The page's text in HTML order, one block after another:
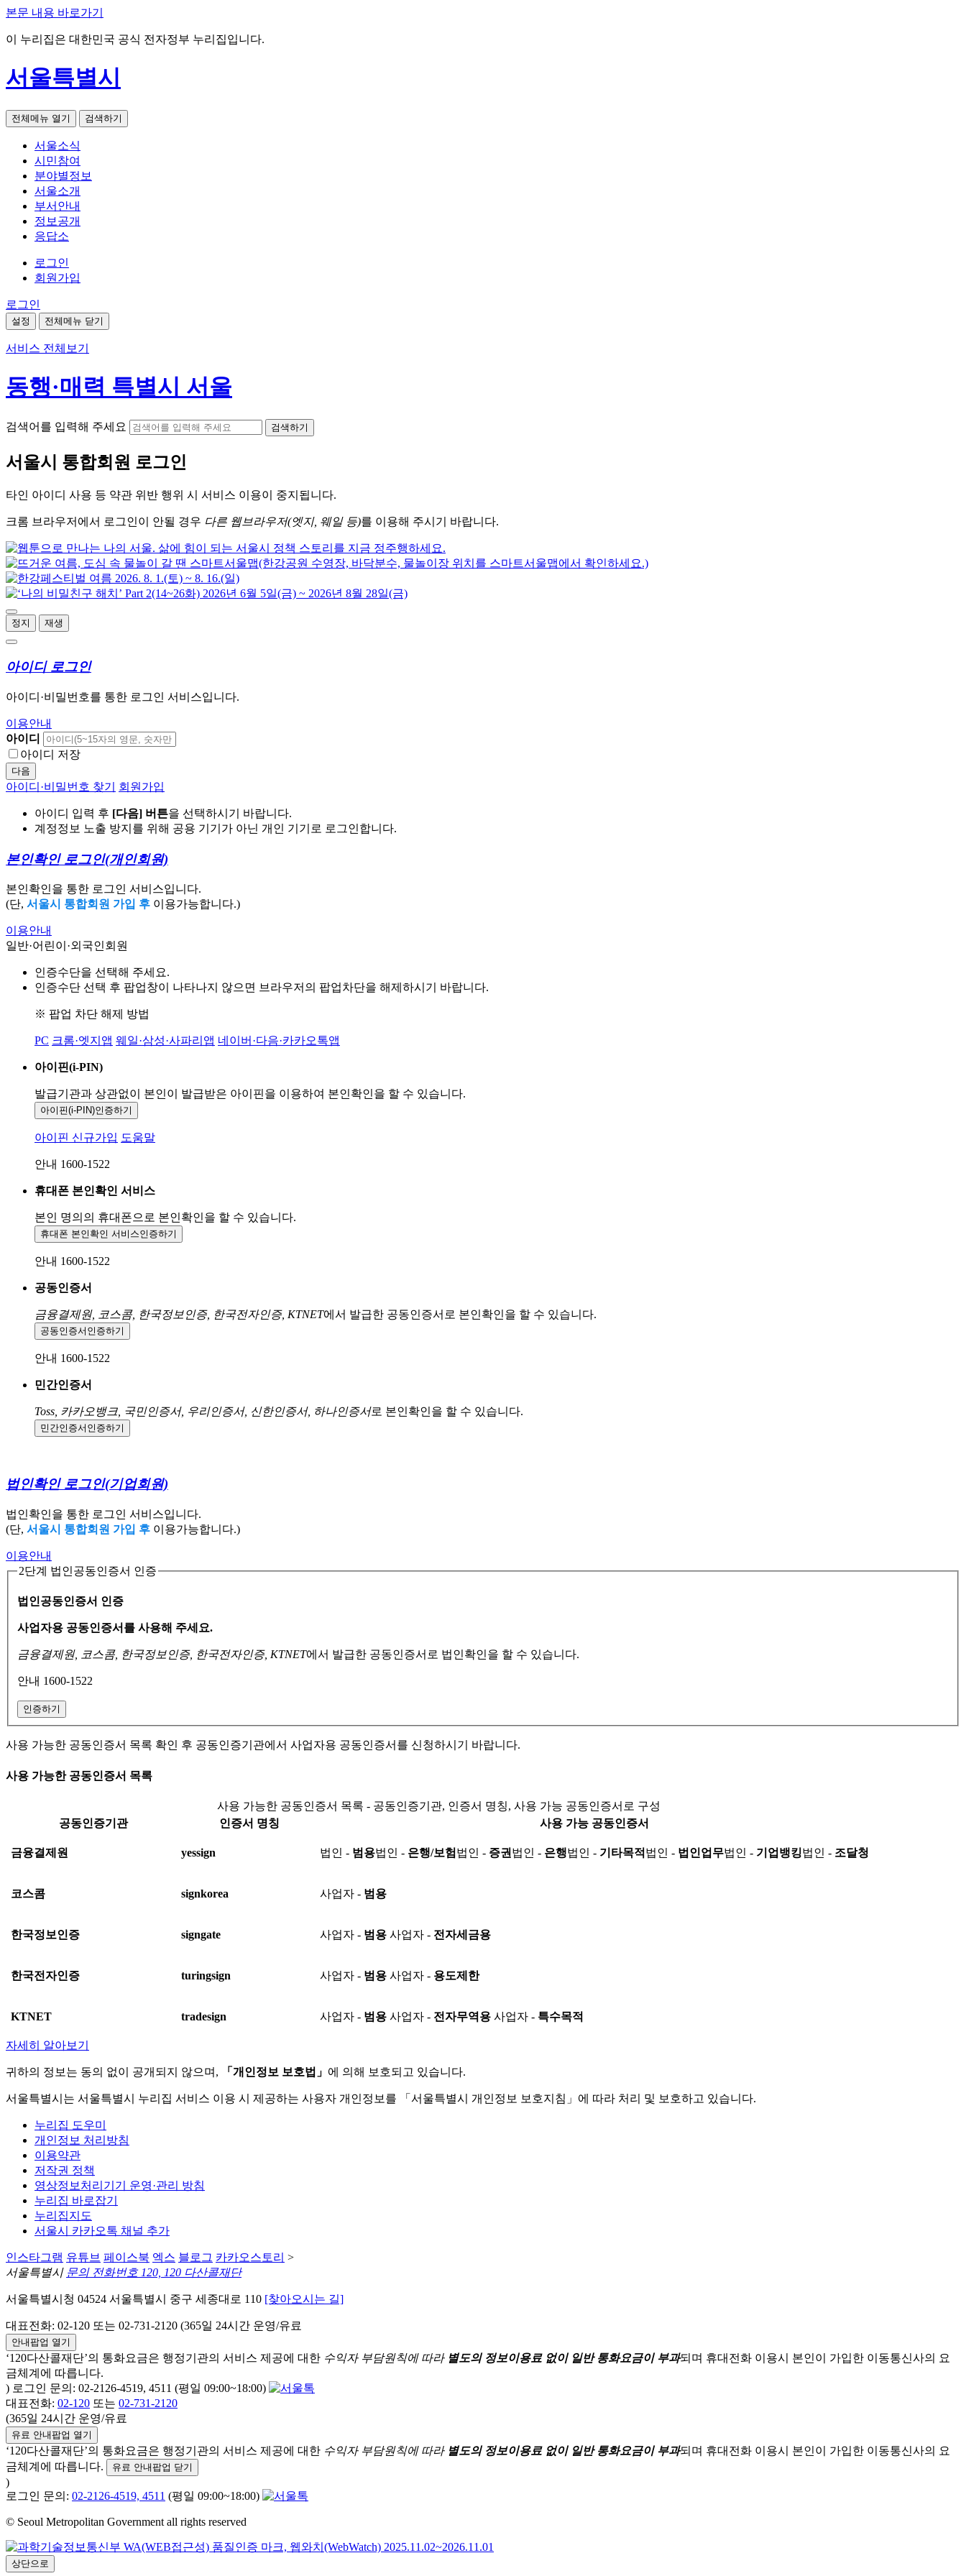
본문 내용 바로가기
이 누리집은 대한민국 공식 전자정부 누리집입니다.
서울특별시
전체메뉴 열기 검색하기
서울소식
시민참여
분야별정보
서울소개
부서안내
정보공개
응답소
로그인
회원가입
로그인
설정 전체메뉴 닫기
서비스 전체보기
동행·매력 특별시 서울
검색어를 입력해 주세요 검색하기
서울시 통합회원 로그인
타인 아이디 사용 등 약관 위반 행위 시 서비스 이용이 중지됩니다.
크롬 브라우저에서 로그인이 안될 경우 다른 웹브라우저(엣지, 웨일 등)를 이용해 주시기 바랍니다.
정지 재생
아이디 로그인
아이디·비밀번호를 통한 로그인 서비스입니다.
이용안내
아이디
아이디 저장
다음
아이디·비밀번호 찾기 회원가입
아이디 입력 후 [다음] 버튼을 선택하시기 바랍니다.
계정정보 노출 방지를 위해 공용 기기가 아닌 개인 기기로 로그인합니다.
본인확인 로그인(개인회원)
본인확인을 통한 로그인 서비스입니다.
(단, 서울시 통합회원 가입 후 이용가능합니다.)
이용안내
일반·어린이·외국인회원
인증수단을 선택해 주세요.
인증수단 선택 후 팝업창이 나타나지 않으면 브라우저의 팝업차단을 해제하시기 바랍니다.
※ 팝업 차단 해제 방법
PC 크롬·엣지앱 웨일·삼성·사파리앱 네이버·다음·카카오톡앱
아이핀(i-PIN)
발급기관과 상관없이 본인이 발급받은 아이핀을 이용하여 본인확인을 할 수 있습니다.
아이핀(i-PIN)인증하기
아이핀 신규가입 도움말
안내 1600-1522
휴대폰 본인확인 서비스
본인 명의의 휴대폰으로 본인확인을 할 수 있습니다.
휴대폰 본인확인 서비스인증하기
안내 1600-1522
공동인증서
금융결제원, 코스콤, 한국정보인증, 한국전자인증, KTNET에서 발급한 공동인증서로 본인확인을 할 수 있습니다.
공동인증서 인증하기
안내 1600-1522
민간인증서
Toss, 카카오뱅크, 국민인증서, 우리인증서, 신한인증서, 하나인증서로 본인확인을 할 수 있습니다.
민간인증서 인증하기
법인확인 로그인(기업회원)
법인확인을 통한 로그인 서비스입니다.
(단, 서울시 통합회원 가입 후 이용가능합니다.)
이용안내
2단계 법인공동인증서 인증
법인공동인증서 인증
사업자용 공동인증서를 사용해 주세요.
금융결제원, 코스콤, 한국정보인증, 한국전자인증, KTNET에서 발급한 공동인증서로 법인확인을 할 수 있습니다.
안내 1600-1522
인증하기
사용 가능한 공동인증서 목록 확인 후 공동인증기관에서 사업자용 공동인증서를 신청하시기 바랍니다.
사용 가능한 공동인증서 목록
사용 가능한 공동인증서 목록 - 공동인증기관, 인증서 명칭, 사용 가능 공동인증서로 구성
공동인증기관
인증서 명칭 사용 가능 공동인증서
금융결제원 yessign 법인 - 범용법인 - 은행/보험 법인 - 증권 법인 - 은행법인 - 기타목적 법인 - 법인업무법인 - 기업뱅킹법인 - 조달청
코스콤 signkorea 사업자 - 범용
한국정보인증 signgate 사업자 - 범용 사업자 - 전자세금용
한국전자인증 turingsign 사업자 - 범용 사업자 - 용도제한
KTNET tradesign 사업자 - 범용 사업자 - 전자무역용 사업자 - 특수목적
자세히 알아보기
귀하의 정보는 동의 없이 공개되지 않으며, 「개인정보 보호법」 에 의해 보호되고 있습니다.
서울특별시는 서울특별시 누리집 서비스 이용 시 제공하는 사용자 개인정보를 「서울특별시 개인정보 보호지침」에 따라 처리 및 보호하고 있습니다.
누리집 도우미
개인정보 처리방침
이용약관
저작권 정책
영상정보처리기기 운영·관리 방침
누리집 바로잡기
누리집지도
서울시 카카오톡 채널 추가
인스타그램 유튜브 페이스북 엑스 블로그 카카오스토리 >
서울특별시 문의 전화번호 120, 120 다산콜재단
서울특별시청 04524 서울특별시 중구 세종대로 110 [찾아오시는 길]
대표전화: 02-120 또는 02-731-2120 (365일 24시간 운영/유료
안내팝업 열기
‘120다산콜재단’의 통화요금은 행정기관의 서비스 제공에 대한 수익자 부담원칙에 따라 별도의 정보이용료 없이 일반 통화요금이 부과되며 휴대전화 이용시 본인이 가입한 이동통신사의 요
금체계에 따릅니다.
) 로그인 문의: 02-2126-4519, 4511 (평일 09:00~18:00)
대표전화: 02-120 또는 02-731-2120
(365일 24시간 운영/유료
유료 안내팝업 열기
‘120다산콜재단’의 통화요금은 행정기관의 서비스 제공에 대한 수익자 부담원칙에 따라 별도의 정보이용료 없이 일반 통화요금이 부과되며 휴대전화 이용시 본인이 가입한 이동통신사의 요
금체계에 따릅니다.
유료 안내팝업 닫기
)
로그인 문의: 02-2126-4519, 4511 (평일 09:00~18:00)
© Seoul Metropolitan Government all rights reserved
상단으로